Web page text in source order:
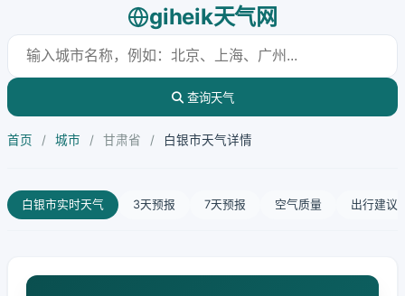
giheik天气网
查询天气
首页 / 城市 / 甘肃省 / 白银市天气详情
白银市实时天气 3天预报 7天预报 空气质量 出行建议